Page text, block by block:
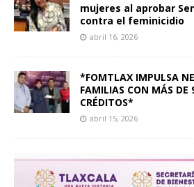
mujeres al aprobar
contra el feminicidio
abril 16, 2026
*FOMTLAX IMPULSA
FAMILIAS CON MÁS DE
CRÉDITOS*
abril 15, 2026